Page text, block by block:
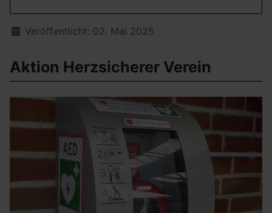
DetailsVeröffentlicht: 02. Mai 2025
Aktion Herzsicherer Verein